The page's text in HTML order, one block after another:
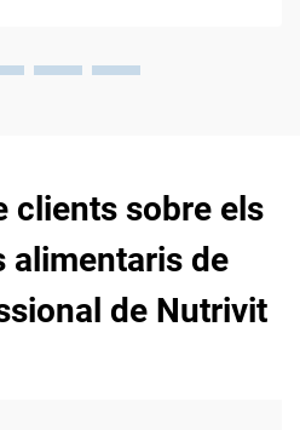
clients sobre els
alimentaris de
de Nutrivit